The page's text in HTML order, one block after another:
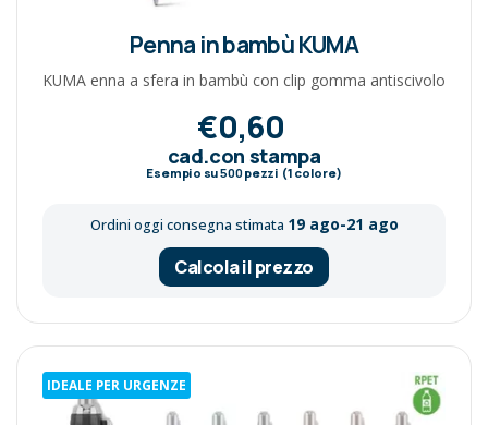
Penna in bambù KUMA
KUMA enna a sfera in bambù con clip gomma antiscivolo
€0,60
cad.con stampa
Esempio su500pezzi (1 colore)
Ordini oggi consegna stimata 19 ago-21 ago
Calcola il prezzo
IDEALE PER URGENZE